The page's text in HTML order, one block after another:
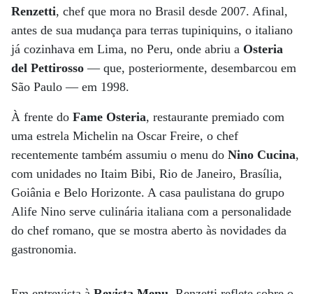
Renzetti, chef que mora no Brasil desde 2007. Afinal,
antes de sua mudança para terras tupiniquins, o italiano
já cozinhava em Lima, no Peru, onde abriu a Osteria
del Pettirosso— que, posteriormente, desembarcou em
São Paulo — em 1998.
À frente do Fame Osteria, restaurante premiado com
uma estrela Michelin na Oscar Freire, o chef
recentemente também assumiu o menu do Nino Cucina,
com unidades no Itaim Bibi, Rio de Janeiro, Brasília,
Goiânia e Belo Horizonte. A casa paulistana do grupo
Alife Nino serve culinária italiana com a personalidade
do chef romano, que se mostra aberto às novidades da
gastronomia.